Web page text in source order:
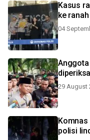
Kasus
ke
04
diperiksa
29 August
Komnas
polisi